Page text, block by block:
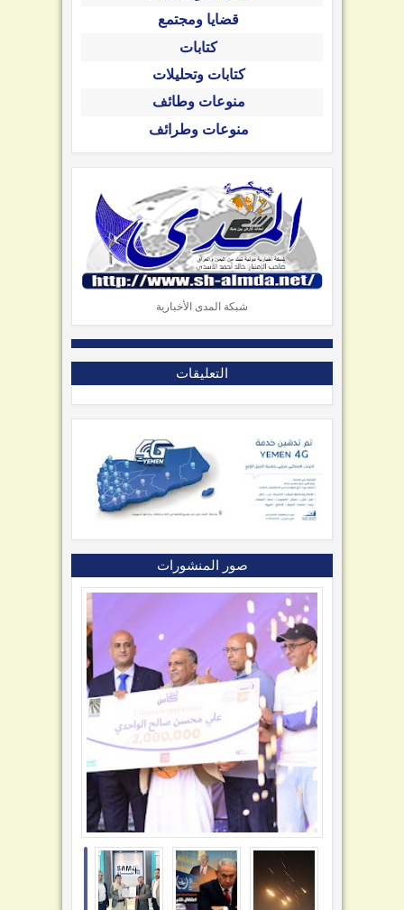
قضايا ومجتمع
كتابات
كتابات وتحليلات
منوعات وطائف
منوعات وطرائف
شبكة المدى الأخبارية
التعليقات
صور المنشورات